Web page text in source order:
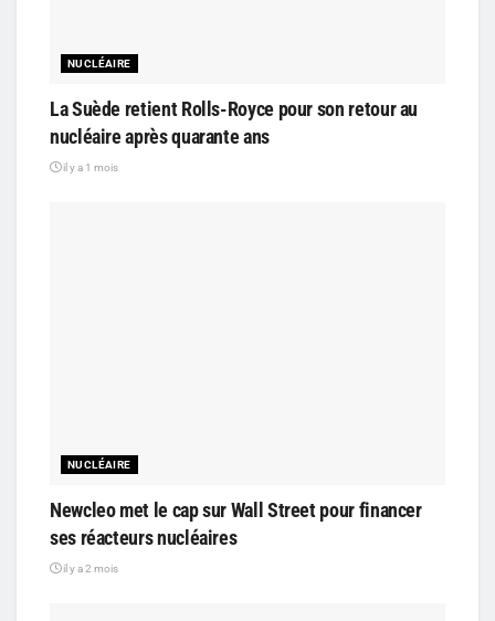
NUCLÉAIRE
La Suède retient Rolls-Royce pour son retour au
nucléaire après quarante ans
il y a 1 mois
NUCLÉAIRE
Newcleo met le cap sur Wall Street pour financer
ses réacteurs nucléaires
il y a 2 mois